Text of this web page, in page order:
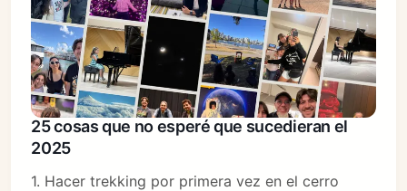
25 cosas que no esperé que sucedieran el
2025
1. Hacer trekking por primera vez en el cerro